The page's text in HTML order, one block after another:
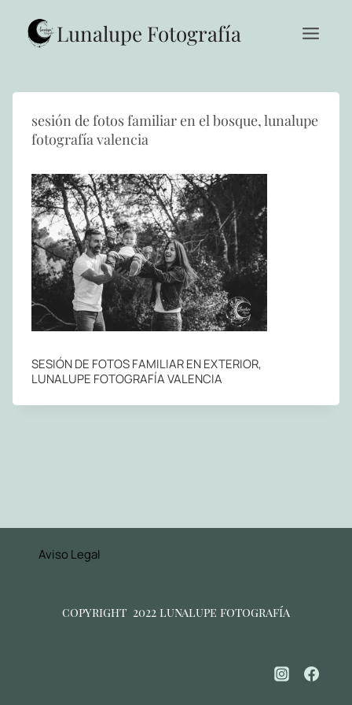
contenido Lunalupe Fotografía
sesión de fotos familiar en el bosque, lunalupe
fotografía valencia
SESIÓN DE FOTOS FAMILIAR EN EXTERIOR,
LUNALUPE FOTOGRAFÍA VALENCIA
Aviso Legal
copyright 2022 lunalupe fotografía